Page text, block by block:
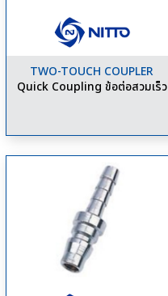
TWO-TOUCH COUPLER
Quick Coupling ข้อต่อสวมเร็ว